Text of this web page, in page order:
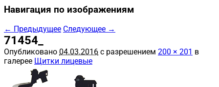
Навигация по изображениям
← Предыдущее Следующее →
71454_
Опубликовано 04.03.2016 с разрешением 200 × 201 в
галерее Щитки лицевые